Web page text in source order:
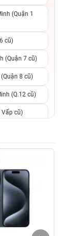
(Quận 1
cũ)
(Quận 7 cũ)
8 cũ)
(Q.12 cũ)
Vấp cũ)
Phú cũ)
TP. Thủ
TP. Thủ
Cũ)
(TP. Vũng